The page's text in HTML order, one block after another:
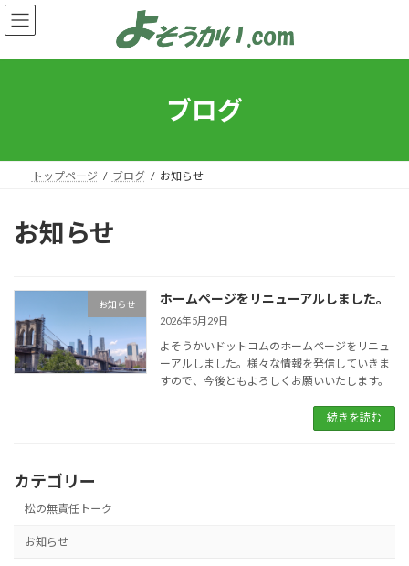
コ
ン
ン
ナ
ビ
ー
ブログ
トップページ ブログ お知らせ
お知らせ
お知らせ ホームページをリニューアルしました。
2026年5月29日
よそうかいドットコムのホームページをリニュ
ーアルしました。様々な情報を発信していきま
すので、今後ともよろしくお願いいたします。
続きを読む
カテゴリー
松の無責任トーク
お知らせ